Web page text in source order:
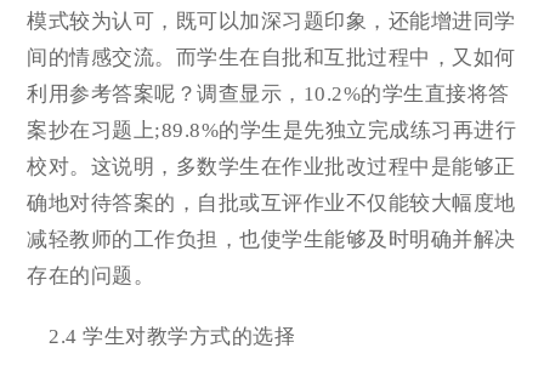
模式较为认可，既可以加深习题印象，还能增进同学
间的情感交流。而学生在自批和互批过程中，又如何
利用参考答案呢？调查显示，10.2%的学生直接将答
案抄在习题上;89.8%的学生是先独立完成练习再进行
校对。这说明，多数学生在作业批改过程中是能够正
确地对待答案的，自批或互评作业不仅能较大幅度地
减轻教师的工作负担，也使学生能够及时明确并解决
存在的问题。
2.4 学生对教学方式的选择